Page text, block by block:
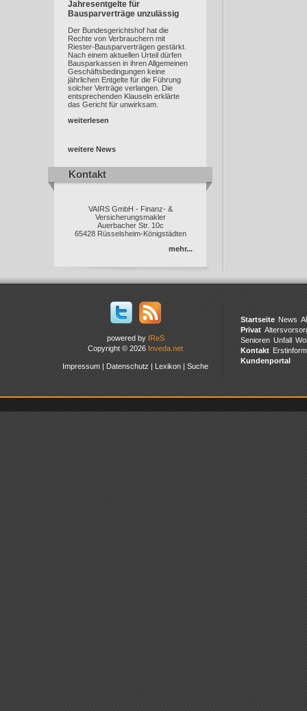
Jahresentgelte für
Bausparverträge unzulässig
Der Bundesgerichtshof hat die
Rechte von Verbrauchern mit
Riester-Bausparverträgen gestärkt.
Nach einem aktuellen Urteil dürfen
Bausparkassen in ihren Allgemeinen
Geschäftsbedingungen keine
jährlichen Entgelte für die Führung
solcher Verträge verlangen. Die
entsprechenden Klauseln erklärte
das Gericht für unwirksam.
weiterlesen
weitere News
Kontakt
Kontakt
VAIRS GmbH - Finanz- &
Versicherungsmakler
Auerbacher Str. 10c
65428 Rüsselsheim-Königstädten
mehr...
powered by IReS
Copyright © 2026 Inveda.net
Impressum | Datenschutz | Lexikon | Suche
Startseite News
Privat
Senioren Unfall
Kontakt
Kundenportal